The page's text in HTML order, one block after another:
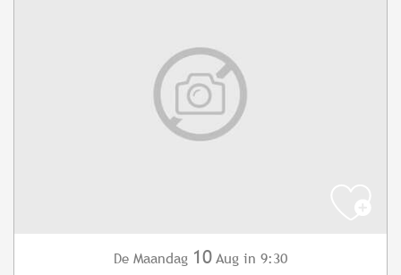
De Maandag 10 Aug in 9:30